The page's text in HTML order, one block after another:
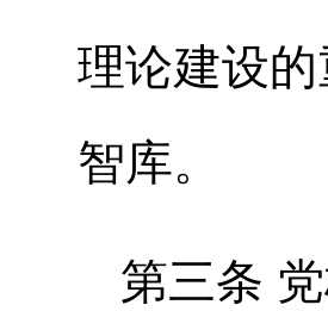
理论建设
智库。
第三条